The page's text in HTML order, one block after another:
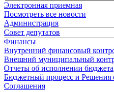
Электронная приемная
Посмотреть все новости
Администрация
Совет депутатов
Финансы
Внутренний финансовый
Внешний муниципальный
Отчеты об исполнении бюджета
Бюджетный процесс и Решения
Соглашения